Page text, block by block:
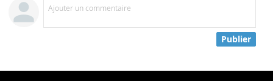
Ajouter un commentaire
Publier